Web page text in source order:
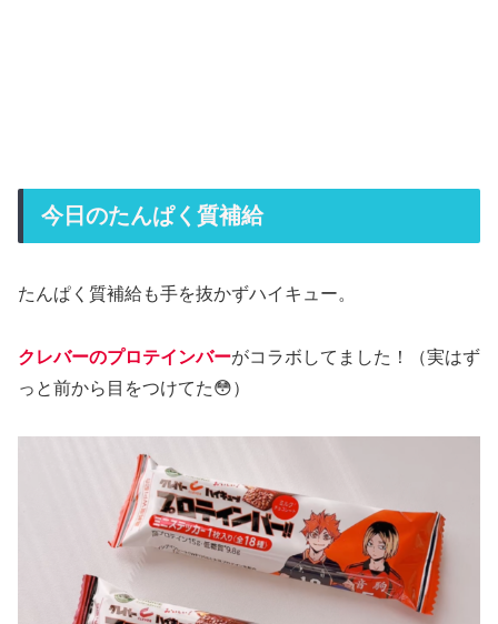
今日のたんぱく質補給
たんぱく質補給も手を抜かずハイキュー。
クレバーのプロテインバーがコラボしてました！（実はず
っと前から目をつけてた😳）